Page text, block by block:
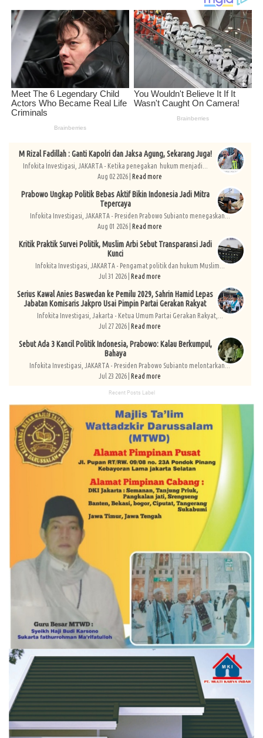
M Rizal Fadillah : Ganti Kapolri dan Jaksa Agung, Sekarang Juga!
Infokita Investigasi, JAKARTA - Ketika penegakan hukum menjadi...
Aug 02 2026 | Read more
Prabowo Ungkap Politik Bebas Aktif Bikin Indonesia Jadi Mitra
Tepercaya
Infokita Investigasi, JAKARTA - Presiden Prabowo Subianto menegaskan...
Aug 01 2026 | Read more
Kritik Praktik Survei Politik, Muslim Arbi Sebut Transparansi Jadi
Kunci
Infokita Investigasi, JAKARTA - Pengamat politik dan hukum Muslim...
Jul 31 2026 | Read more
Serius Kawal Anies Baswedan ke Pemilu 2029, Sahrin Hamid Lepas
Jabatan Komisaris Jakpro Usai Pimpin Partai Gerakan Rakyat
Infokita Investigasi, Jakarta - Ketua Umum Partai Gerakan Rakyat,...
Jul 27 2026 | Read more
Sebut Ada 3 Kancil Politik Indonesia, Prabowo: Kalau Berkumpul,
Bahaya
Infokita Investigasi, JAKARTA - Presiden Prabowo Subianto melontarkan...
Jul 23 2026 | Read more
Recent Posts Label